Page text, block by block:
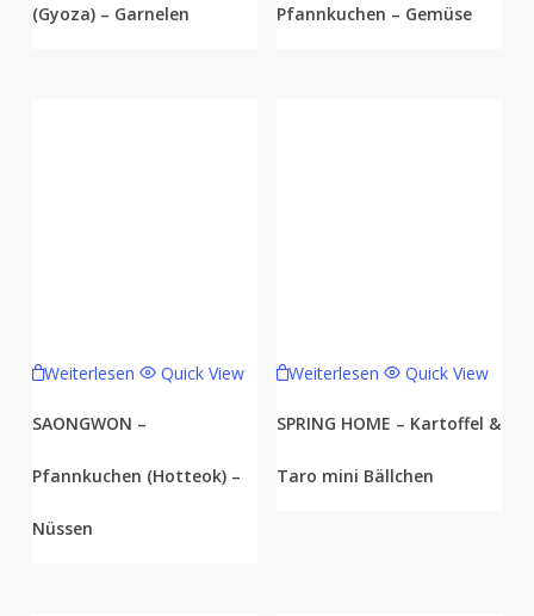
(Gyoza) – Garnelen Pfannkuchen – Gemüse
Weiterlesen Quick View
SAONGWON –
Pfannkuchen (Hotteok) –
Nüssen
Weiterlesen Quick View
SPRING HOME – Kartoffel &
Taro mini Bällchen